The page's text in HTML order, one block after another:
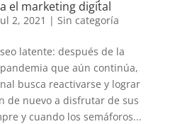
el marketing digital
2, 2021 | Sin categoría
latente: después de la
que aún continúa,
busca reactivarse y lograr
de nuevo a disfrutar de sus
y cuando los semáforos...